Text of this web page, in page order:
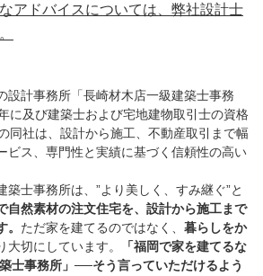
アドバイスについては、弊社設計士
設計事務所「長崎材木店一級建築士事務
に及び建築士および宅地建物取引士の資格
同社は、設計から施工、不動産取引まで幅
ビス、専門性と実績に基づく信頼性の高い
士事務所は、”より美しく、すみ継ぐ”と
自然素材の注文住宅を、設計から施工まで
ただ家を建てるのではなく、 暮らしをか
大切にしています。
「福岡で家を建てるな
士事務所」──そう言っていただけるよう